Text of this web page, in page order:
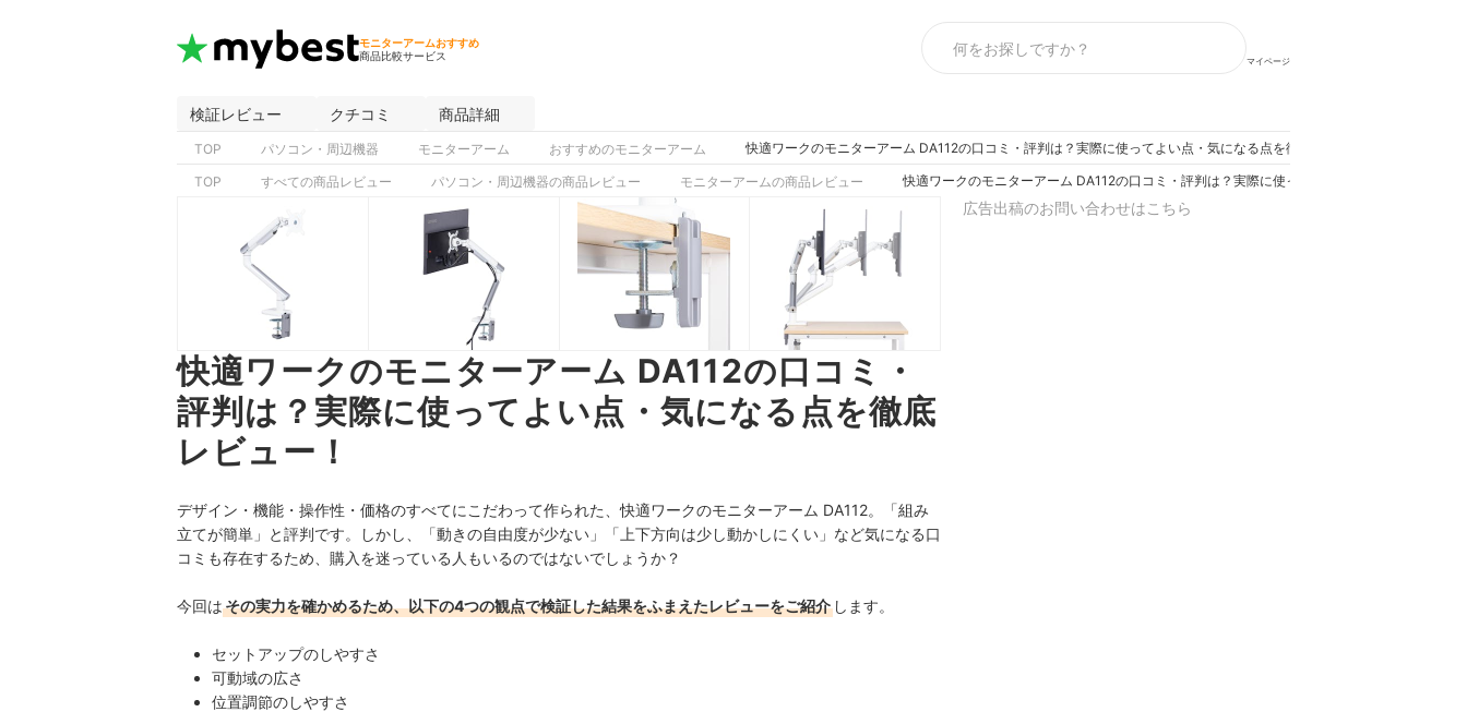
モニターアームおすすめ
商品比較サービス
マイページ
検証レビュー クチコミ 商品詳細
TOP パソコン・周辺機器 モニターアーム おすすめのモニターアーム 快適ワークのモニターアーム DA112の口コミ・評判は？実際に使ってよい点・気になる点を徹底レビュー！
TOP すべての商品レビュー パソコン・周辺機器の商品レビュー モニターアームの商品レビュー 快適ワークのモニターアーム DA112の口コミ・評判は？実際に使ってよい点・気になる点を徹
快適ワークのモニターアーム DA112の口コミ・
評判は？実際に使ってよい点・気になる点を徹底
レビュー！
デザイン・機能・操作性・価格のすべてにこだわって作られた、快適ワークのモニターアーム DA112。「組み
立てが簡単」と評判です。しかし、「動きの自由度が少ない」「上下方向は少し動かしにくい」など気になる口
コミも存在するため、購入を迷っている人もいるのではないでしょうか？
今回はその実力を確かめるため、以下の4つの観点で検証した結果をふまえたレビューをご紹介 します。
セットアップのしやすさ
可動域の広さ
位置調節のしやすさ
広告出稿のお問い合わせはこちら